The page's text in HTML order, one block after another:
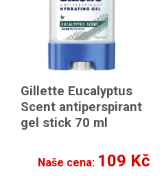
Gillette Eucalyptus
Scent antiperspirant
gel stick 70 ml
Naše cena: 109 Kč